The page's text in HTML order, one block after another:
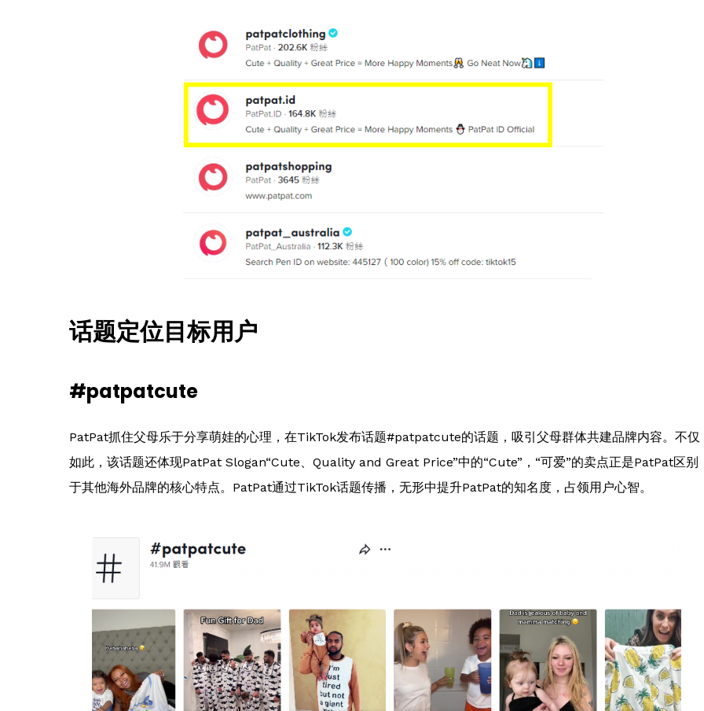
话题定位目标用户
#patpatcute
PatPat抓住父母乐于分享萌娃的心理，在TikTok发布话题#patpatcute的话题，吸引父母群体共建品牌内容。不仅
如此，该话题还体现PatPat Slogan“Cute、Quality and Great Price”中的“Cute”，“可爱”的卖点正是PatPat区别
于其他海外品牌的核心特点。PatPat通过TikTok话题传播，无形中提升PatPat的知名度，占领用户心智。